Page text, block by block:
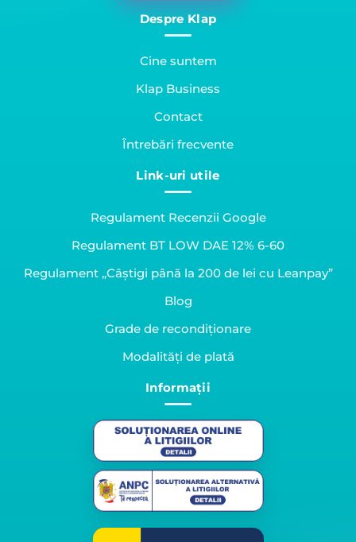
Despre Klap
Cine suntem
Klap Business
Contact
Întrebări frecvente
Link-uri utile
Regulament Recenzii Google
Regulament BT LOW DAE 12% 6-60
Regulament „Câștigi până la 200 de lei cu Leanpay”
Blog
Grade de recondiționare
Modalități de plată
Informații